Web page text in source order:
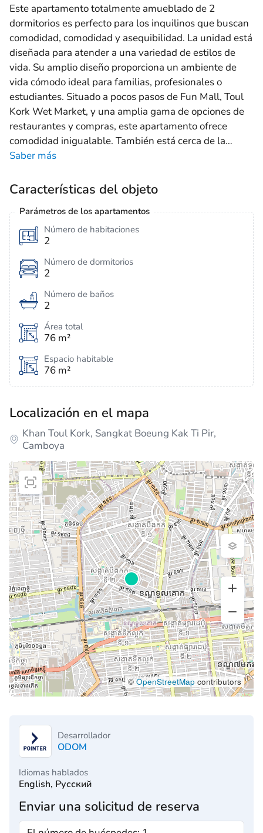
Este apartamento totalmente amueblado de 2
dormitorios es perfecto para los inquilinos que buscan
comodidad, comodidad y asequibilidad. La unidad está
diseñada para atender a una variedad de estilos de
vida. Su amplio diseño proporciona un ambiente de
vida cómodo ideal para familias, profesionales o
estudiantes. Situado a pocos pasos de Fun Mall, Toul
Kork Wet Market, y una amplia gama de opciones de
restaurantes y compras, este apartamento ofrece
comodidad inigualable. También está cerca de la…
Saber más
Características del objeto
Parámetros de los apartamentos
Número de habitaciones
2
Número de dormitorios
2
Número de baños
2
Área total
76 m²
Espacio habitable
76 m²
Localización en el mapa
Khan Toul Kork, Sangkat Boeung Kak Ti Pir,
Camboya
©OpenStreetMap contributors
Desarrollador
ODOM
Idiomas hablados
English, Русский
Enviar una solicitud de reserva